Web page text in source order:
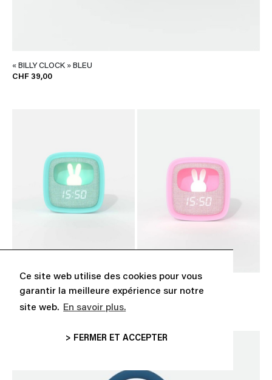
Ce site web utilise des cookies pour vous
garantir la meilleure expérience sur notre
site web. En savoir plus.
> FERMER ET ACCEPTER
« BILLY CLOCK » BLEU
CHF 39,00
« BILLY CLOCK » TURQUOISE
« BILLY CLOCK » ROSE